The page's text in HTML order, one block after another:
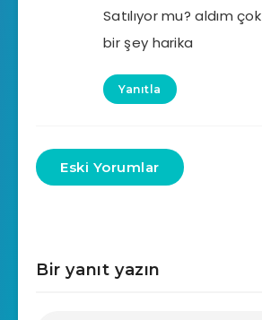
Satılıyor mu? aldım
bir şey harika
Yanıtla
Eski Yorumlar
Bir yanıt yazın